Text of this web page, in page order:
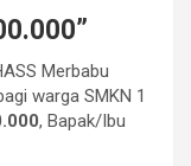
Merbabu
warga SMKN 1
, Bapak/Ibu